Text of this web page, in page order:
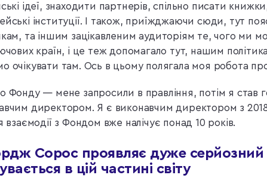
ідеї, знаходити партнерів, спільно писати
інституції. І також, приїжджаючи сюди, тут
та іншим зацікавленим аудиторіям те, чого ми
країн, і це теж допомагало тут, нашим
очікувати там. Ось в цьому полягала моя робота
Фонду — мене запросили в правління, потім я став
директором. Я є виконавчим директором з
взаємодії з Фондом вже налічує понад 10 років.
Сорос проявляє дуже серйозний
в цій частині світу